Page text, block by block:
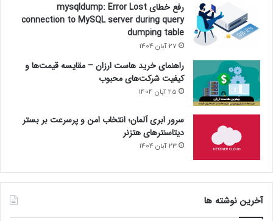
رفع خطای mysqldump: Error Lost
connection to MySQL server during query
dumping table
27 آبان 1404
راهنمای خرید هاست ارزان – مقایسه قیمت‌ها و
کیفیت شرکت‌های محبوب
25 آبان 1404
سرور ابری آلمان؛ انتخاب امن و پرسرعت بر بستر
دیتاسنترهای هتزنر
23 آبان 1404
آخرین نوشته ها